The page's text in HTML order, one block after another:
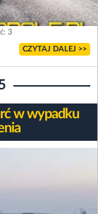
3
CZYTAJ DALEJ >>
w wypadku